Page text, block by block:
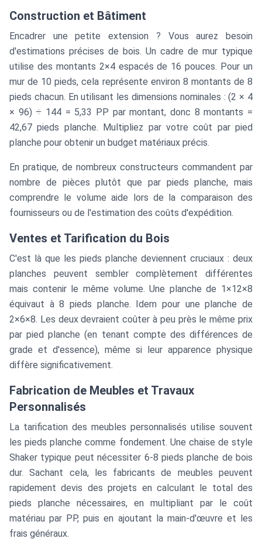
Construction et Bâtiment
Encadrer une petite extension ? Vous aurez besoin
d'estimations précises de bois. Un cadre de mur typique
utilise des montants 2×4 espacés de 16 pouces. Pour un
mur de 10 pieds, cela représente environ 8 montants de 8
pieds chacun. En utilisant les dimensions nominales : (2 × 4
× 96) ÷ 144 = 5,33 PP par montant, donc 8 montants =
42,67 pieds planche. Multipliez par votre coût par pied
planche pour obtenir un budget matériaux précis.
En pratique, de nombreux constructeurs commandent par
nombre de pièces plutôt que par pieds planche, mais
comprendre le volume aide lors de la comparaison des
fournisseurs ou de l'estimation des coûts d'expédition.
Ventes et Tarification du Bois
C'est là que les pieds planche deviennent cruciaux : deux
planches peuvent sembler complètement différentes
mais contenir le même volume. Une planche de 1×12×8
équivaut à 8 pieds planche. Idem pour une planche de
2×6×8. Les deux devraient coûter à peu près le même prix
par pied planche (en tenant compte des différences de
grade et d'essence), même si leur apparence physique
diffère significativement.
Fabrication de Meubles et Travaux
Personnalisés
La tarification des meubles personnalisés utilise souvent
les pieds planche comme fondement. Une chaise de style
Shaker typique peut nécessiter 6-8 pieds planche de bois
dur. Sachant cela, les fabricants de meubles peuvent
rapidement devis des projets en calculant le total des
pieds planche nécessaires, en multipliant par le coût
matériau par PP, puis en ajoutant la main-d'œuvre et les
frais généraux.